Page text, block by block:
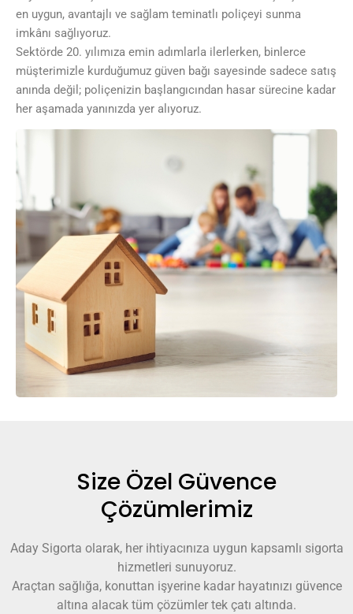
en uygun, avantajlı ve sağlam teminatlı poliçeyi sunma
imkânı sağlıyoruz.
Sektörde 20. yılımıza emin adımlarla ilerlerken, binlerce
müşterimizle kurduğumuz güven bağı sayesinde sadece satış
anında değil; poliçenizin başlangıcından hasar sürecine kadar
her aşamada yanınızda yer alıyoruz.
Size Özel Güvence
Çözümlerimiz
Aday Sigorta olarak, her ihtiyacınıza uygun kapsamlı sigorta
hizmetleri sunuyoruz.
Araçtan sağlığa, konuttan işyerine kadar hayatınızı güvence
altına alacak tüm çözümler tek çatı altında.